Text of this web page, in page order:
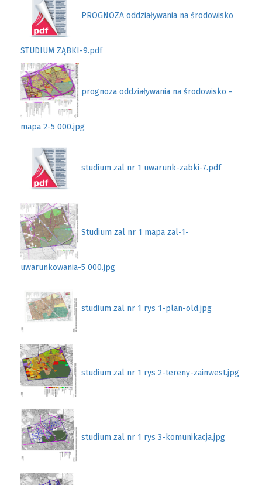
PROGNOZA oddziaływania na środowisko
STUDIUM ZĄBKI-9.pdf
prognoza oddziaływania na środowisko -
mapa 2-5 000.jpg
studium zal nr 1 uwarunk-zabki-7.pdf
Studium zal nr 1 mapa zal-1-
uwarunkowania-5 000.jpg
studium zal nr 1 rys 1-plan-old.jpg
studium zal nr 1 rys 2-tereny-zainwest.jpg
studium zal nr 1 rys 3-komunikacja.jpg